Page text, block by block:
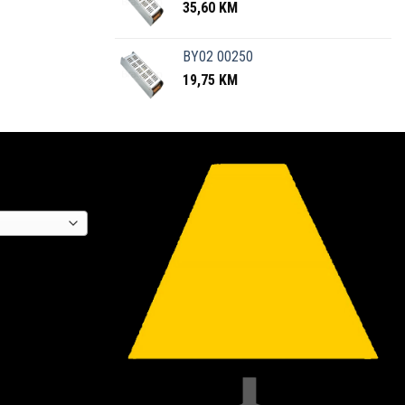
35,60 KM
BY02 00250
19,75 KM